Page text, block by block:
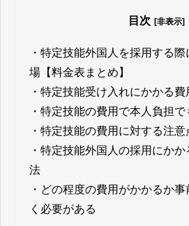
目次 [非表示]
・ 特定技能外国人を採用する際
場【料金表まとめ】
・ 特定技能受け入れにかかる費
・ 特定技能の費用で本人負担で
・ 特定技能の費用に対する注意
・ 特定技能外国人の採用にか
法
・ どの程度の費用がかかるか
く必要がある